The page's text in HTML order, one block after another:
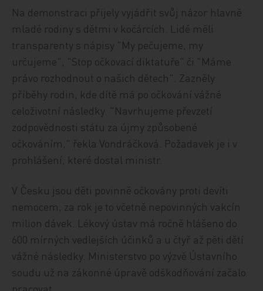
Na demonstraci přijely vyjádřit svůj názor hlavně
mladé rodiny s dětmi v kočárcích. Lidé měli
transparenty s nápisy "My pečujeme, my
určujeme", "Stop očkovací diktatuře" či "Máme
právo rozhodnout o našich dětech". Zazněly
příběhy rodin, kde dítě má po očkování vážné
celoživotní následky. "Navrhujeme převzetí
zodpovědnosti státu za újmy způsobené
očkováním," řekla Vondráčková. Požadavek je i v
prohlášení, které dostal ministr.
V Česku jsou děti povinně očkovány proti devíti
nemocem, za rok je to včetně nepovinných vakcín
milion dávek. Lékový ústav má ročně hlášeno do
600 mírných vedlejších účinků a u čtyř až pěti dětí
vážné následky. Ministerstvo po výzvě Ústavního
soudu už na zákonné úpravě odškodňování začalo